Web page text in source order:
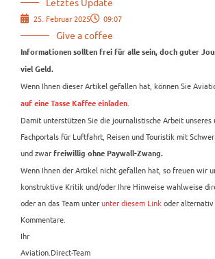
25. Februar 2025 09:07
Give a coffee
Informationen sollten frei für alle sein, doch guter
viel Geld.
Wenn Ihnen dieser Artikel gefallen hat, können Sie
auf eine Tasse Kaffee einladen.
Damit unterstützen Sie die journalistische Arbeit unseres
Fachportals für Luftfahrt, Reisen und Touristik mit
und zwar freiwillig ohne Paywall-Zwang.
Wenn Ihnen der Artikel nicht gefallen hat, so freuen wir
konstruktive Kritik und/oder Ihre Hinweise wahlweise
oder an das Team unterunter diesem Linkoder
Kommentare.
Ihr
Aviation.Direct-Team